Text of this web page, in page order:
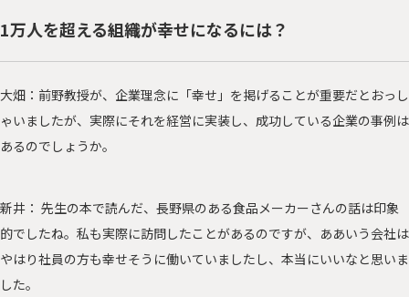
1万人を超える組織が幸せになるには？
大畑：前野教授が、企業理念に「幸せ」を掲げることが重要だとおっし
ゃいましたが、実際にそれを経営に実装し、成功している企業の事例は
あるのでしょうか。
新井： 先生の本で読んだ、長野県のある食品メーカーさんの話は印象
的でしたね。私も実際に訪問したことがあるのですが、ああいう会社は
やはり社員の方も幸せそうに働いていましたし、本当にいいなと思いま
した。